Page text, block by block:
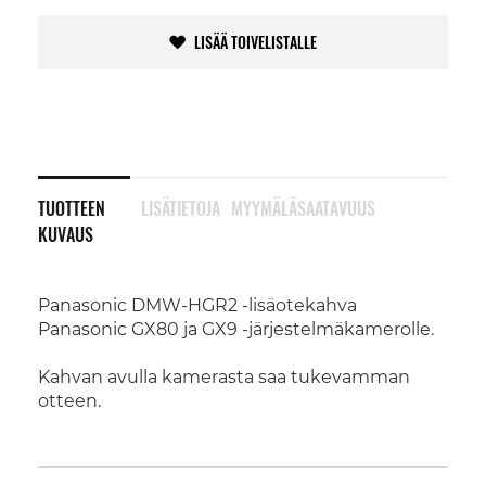
LISÄÄ TOIVELISTALLE
TUOTTEEN
KUVAUS
Panasonic DMW-HGR2 -lisäotekahva
Panasonic GX80 ja GX9 -järjestelmäkamerolle.
Kahvan avulla kamerasta saa tukevamman
otteen.
LISÄTIETOJA MYYMÄLÄSAATAVUUS